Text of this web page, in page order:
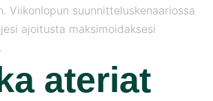
Viikonlopun suunnitteluskenaariossa
ajoitusta maksimoidaksesi
ateriat